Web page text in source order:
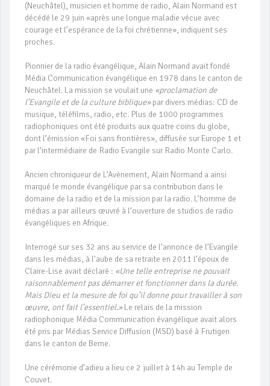
(Neuchâtel), musicien et homme de radio, Alain Normand est
décédé le 29 juin «après une longue maladie vécue avec
courage et l’espérance de la foi chrétienne», indiquent ses
proches.
Pionnier de la radio évangélique, Alain Normand avait fondé
Média Communication évangélique en 1978 dans le canton de
Neuchâtel. La mission se voulait une «proclamation de
l’Evangile et de la culture biblique»par divers médias: CD de
musique, téléfilms, radio, etc. Plus de 1000 programmes
radiophoniques ont été produits aux quatre coins du globe,
dont l’émission «Foi sans frontières», diffusée sur Europe 1 et
par l’intermédiaire de Radio Evangile sur Radio Monte Carlo.
Ancien chroniqueur de L’Avènement, Alain Normand a ainsi
marqué le monde évangélique par sa contribution dans le
domaine de la radio et de la mission par la radio. L’homme de
médias a par ailleurs œuvré à l’ouverture de studios de radio
évangéliques en Afrique.
Interrogé sur ses 32 ans au service de l’annonce de l’Evangile
dans les médias, à l’aube de sa retraite en 2011 l’époux de
Claire-Lise avait déclaré : «Une telle entreprise ne pouvait
raisonnablement pas démarrer et fonctionner dans la durée.
Mais Dieu et la mesure de foi qu’il donne pour travailler à son
œuvre, ont fait l’essentiel.»Le relais de la mission
radiophonique Média Communication évangélique avait alors
été pris par Médias Service Diffusion (MSD) basé à Frutigen
dans le canton de Berne.
Une cérémonie d’adieu a lieu ce 2 juillet à 14h au Temple de
Couvet.